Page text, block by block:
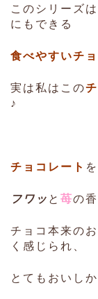
このシリーズは
にもできる
食べやすいチ
実は私はこの
♪
チョコレート
フワッ と 苺の
チョコ本来の
く感じられ、
とてもおいし